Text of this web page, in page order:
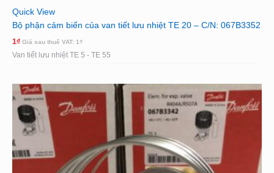
Quick View
Bộ phận cảm biến của van tiết lưu nhiệt TE 20 – C/N: 067B3352
1₫ Giá sau thuế VAT: 1₫
Van tiết lưu nhiệt TE 5 - TE 55